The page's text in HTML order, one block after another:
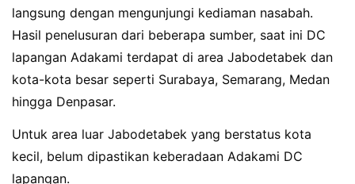
langsung dengan mengunjungi kediaman nasabah.
Hasil penelusuran dari beberapa sumber, saat ini DC
lapangan Adakami terdapat di area Jabodetabek dan
kota-kota besar seperti Surabaya, Semarang, Medan
hingga Denpasar.
Untuk area luar Jabodetabek yang berstatus kota
kecil, belum dipastikan keberadaan Adakami DC
lapangan.